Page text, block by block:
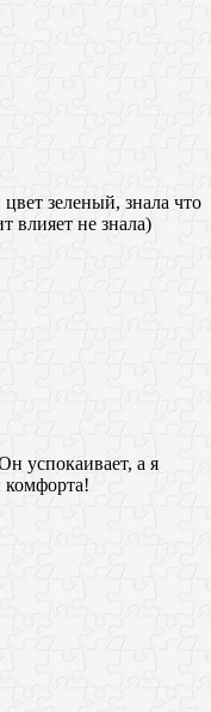
зеленый, знала что
влияет не знала)
успокаивает, а я
комфорта!